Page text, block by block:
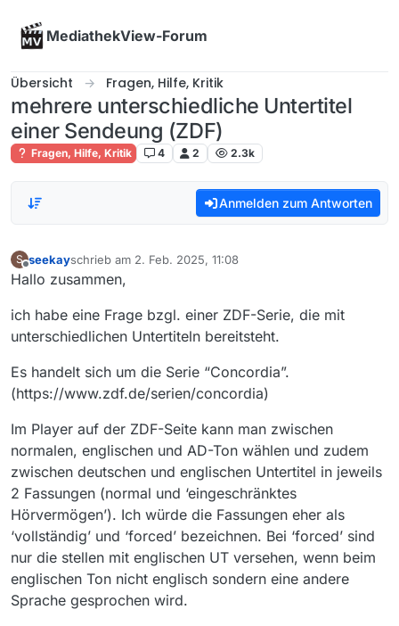
MediathekView-Forum
Übersicht Fragen, Hilfe, Kritik
mehrere unterschiedliche Untertitel
einer Sendeung (ZDF)
Fragen, Hilfe, Kritik 4 2 2.3k
Anmelden zum Antworten
S
Offline
seekayschrieb am 2. Feb. 2025, 11:08
zuletzt editiert von
Hallo zusammen,
ich habe eine Frage bzgl. einer ZDF-Serie, die mit
unterschiedlichen Untertiteln bereitsteht.
Es handelt sich um die Serie “Concordia”.
(https://www.zdf.de/serien/concordia)
Im Player auf der ZDF-Seite kann man zwischen
normalen, englischen und AD-Ton wählen und zudem
zwischen deutschen und englischen Untertitel in jeweils
2 Fassungen (normal und ‘eingeschränktes
Hörvermögen’). Ich würde die Fassungen eher als
‘vollständig’ und ‘forced’ bezeichnen. Bei ‘forced’ sind
nur die stellen mit englischen UT versehen, wenn beim
englischen Ton nicht englisch sondern eine andere
Sprache gesprochen wird.